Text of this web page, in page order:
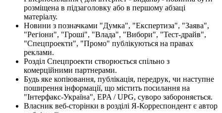
розміщена в підзаголовку або в першому абзаці
матеріалу.
Новини з позначками "Думка", "Експертиза", "Заява",
"Регіони", "Гроші", "Влада", "Вибори", "Тест-драйв",
"Спецпроекти", "Промо" публікуються на правах
реклами.
Розділ Спецпроекти створюється спільно з
комерційними партнерами.
Будь яке копіювання, публікація, передрук, чи наступне
поширення інформації, що містить посилання на
"Інтерфакс-Україна", EPA / UPG, суворо забороняється.
Власник веб-сторінки в розділі Я-Корреспондент є автор